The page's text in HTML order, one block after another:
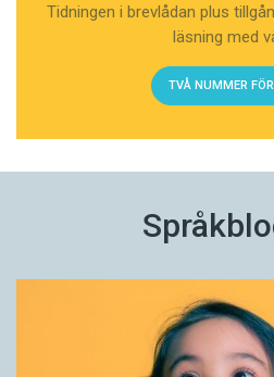
Tidningen i brevlådan plus
läsning med
TVÅ NUMMER